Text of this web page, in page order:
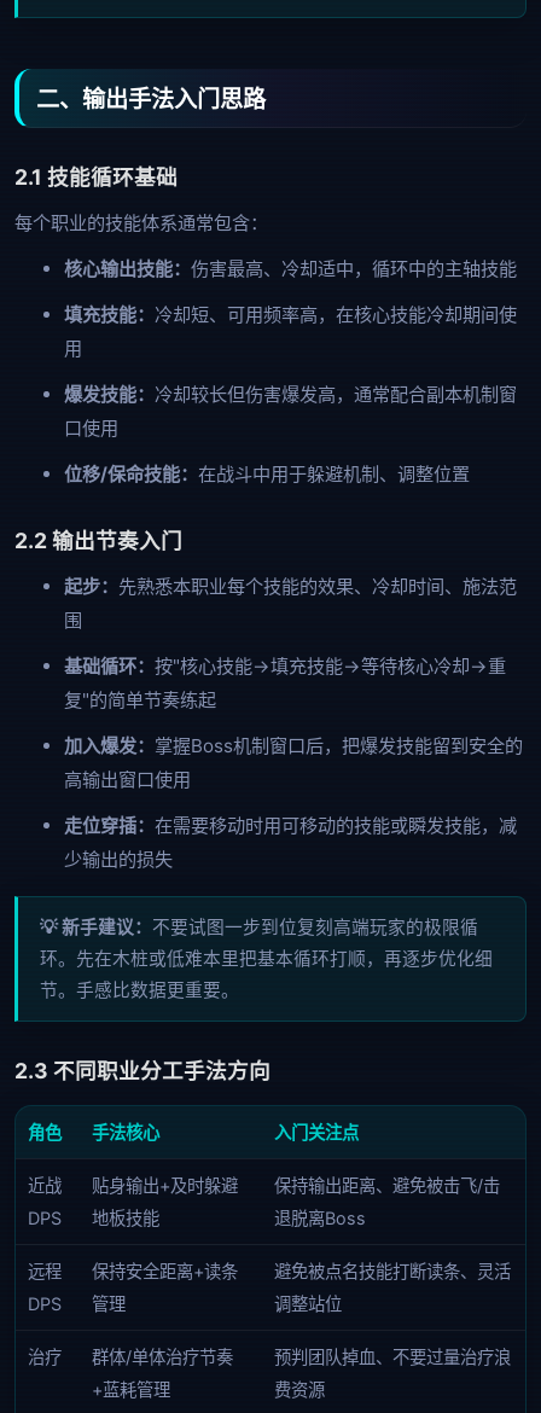
二、输出手法入门思路
2.1 技能循环基础
每个职业的技能体系通常包含：
核心输出技能： 伤害最高、冷却适中，循环中的主轴技能
填充技能： 冷却短、可用频率高，在核心技能冷却期间使
用
爆发技能： 冷却较长但伤害爆发高，通常配合副本机制窗
口使用
位移/保命技能： 在战斗中用于躲避机制、调整位置
2.2 输出节奏入门
起步： 先熟悉本职业每个技能的效果、冷却时间、施法范
围
基础循环： 按"核心技能→填充技能→等待核心冷却→重
复"的简单节奏练起
加入爆发： 掌握Boss机制窗口后，把爆发技能留到安全的
高输出窗口使用
走位穿插： 在需要移动时用可移动的技能或瞬发技能，减
少输出的损失
💡 新手建议： 不要试图一步到位复刻高端玩家的极限循
环。先在木桩或低难本里把基本循环打顺，再逐步优化细
节。手感比数据更重要。
2.3 不同职业分工手法方向
角色 手法核心 入门关注点
近战
DPS
贴身输出+及时躲避
地板技能
保持输出距离、避免被击飞/击
退脱离Boss
远程
DPS
保持安全距离+读条
管理
避免被点名技能打断读条、灵活
调整站位
治疗
群体/单体治疗节奏
+蓝耗管理
预判团队掉血、不要过量治疗浪
费资源